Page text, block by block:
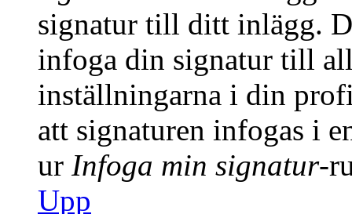
signatur till ditt inlägg.
infoga din signatur till
inställningarna i din
att signaturen infogas i
ur Infoga min signatur-
Upp